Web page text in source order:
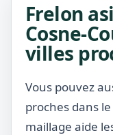
Frelon
Cosne-
villes
Vous pouvez
proches dans
maillage aide